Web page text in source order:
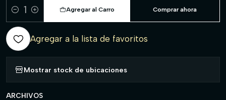
Cantidad
Agregar al Carro Comprar ahora
Agregar a la lista de favoritos
Mostrar stock de ubicaciones
ARCHIVOS